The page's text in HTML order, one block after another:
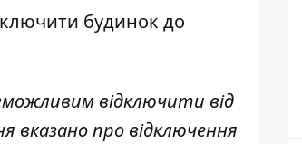
будинок до
відключити від
вказано про відключення